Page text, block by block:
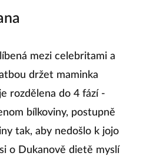
mezi celebritami a
držet maminka
rozdělena do 4 fází -
bílkoviny, postupně
tak, aby nedošlo k jojo
o Dukanově dietě myslí